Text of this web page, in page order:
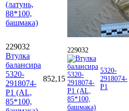
(латунь,
88*100,
башмака)
229032
Втулка
балансира
5320-
2918074-
Р1 (AL,
85*100,
852,15
229032
5320-
2918074-
Р1